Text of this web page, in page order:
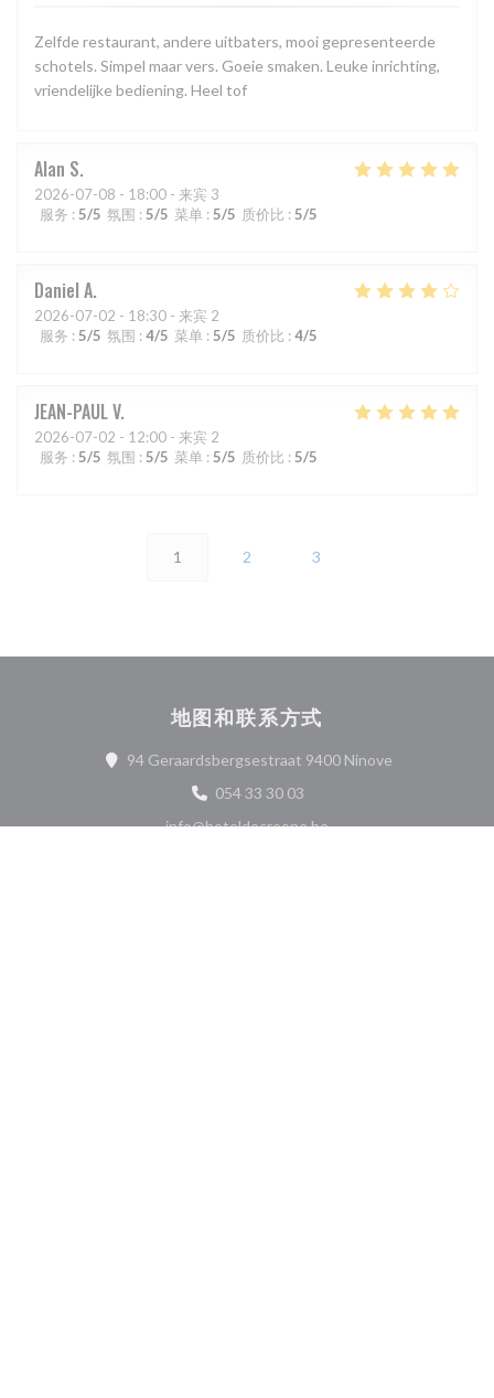
Zelfde restaurant, andere uitbaters, mooi gepresenteerde
schotels. Simpel maar vers. Goeie smaken. Leuke inrichting,
vriendelijke bediening. Heel tof
Alan S
2026-07-08 - 18:00 - 来宾 3
服务 : 5/5 氛围 : 5/5 菜单 : 5/5 质价比 : 5/5
Daniel A
2026-07-02 - 18:30 - 来宾 2
服务 : 5/5 氛围 : 4/5 菜单 : 5/5 质价比 : 4/5
JEAN-PAULV
2026-07-02 - 12:00 - 来宾 2
服务 : 5/5 氛围 : 5/5 菜单 : 5/5 质价比 : 5/5
1 2 3
地图和联系方式
94 Geraardsbergsestraat 9400 Ninove
054 33 30 03
info@hoteldecroone.be